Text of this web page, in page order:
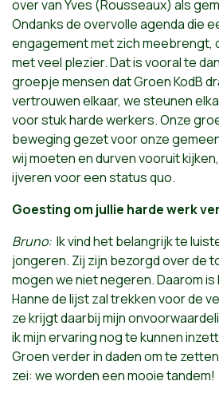
over van Yves (Rousseaux) als
Ondanks de overvolle agenda die
engagement met zich meebrengt,
met veel plezier. Dat is vooral te
groepje mensen dat Groen KodB
vertrouwen elkaar, we steunen
voor stuk harde werkers. Onze
beweging gezet voor onze
wij moeten en durven vooruit
ijveren voor een status quo.
Goesting om jullie harde werk
Bruno: Ik vind het belangrijk te
jongeren. Zij zijn bezorgd over de
mogen we niet negeren. Daarom
Hanne de lijst zal trekken voor de
ze krijgt daarbij mijn
ik mijn ervaring nog te kunnen
Groen verder in daden om te
zei: we worden een mooie tandem!